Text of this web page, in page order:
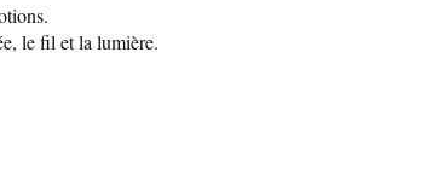
le fil et la lumière.